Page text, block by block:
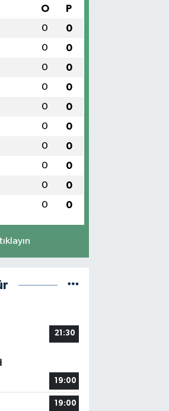
O P
0 0
0 0
0 0
0 0
0 0
0 0
0 0
0 0
0 0
0 0
21:30
19:00
19:00